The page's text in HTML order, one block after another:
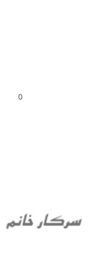
0